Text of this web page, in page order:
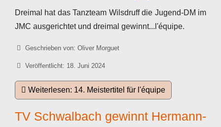
Dreimal hat das Tanzteam Wilsdruff die Jugend-DM im
JMC ausgerichtet und dreimal gewinnt...l'équipe.
DetailsGeschrieben von: Oliver Morguet
Veröffentlicht: 18. Juni 2024
Weiterlesen: 14. Meistertitel für l'équipe
TV Schwalbach gewinnt Hermann-